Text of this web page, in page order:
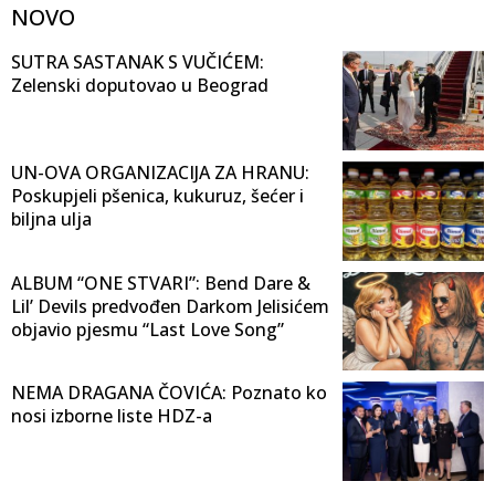
NOVO
SUTRA SASTANAK S VUČIĆEM:
Zelenski doputovao u Beograd
UN-OVA ORGANIZACIJA ZA HRANU:
Poskupjeli pšenica, kukuruz, šećer i
biljna ulja
ALBUM “ONE STVARI”: Bend Dare &
Lil’ Devils predvođen Darkom Jelisićem
objavio pjesmu “Last Love Song”
NEMA DRAGANA ČOVIĆA: Poznato ko
nosi izborne liste HDZ-a